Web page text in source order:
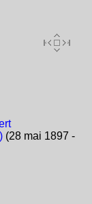
(28 mai 1897 -